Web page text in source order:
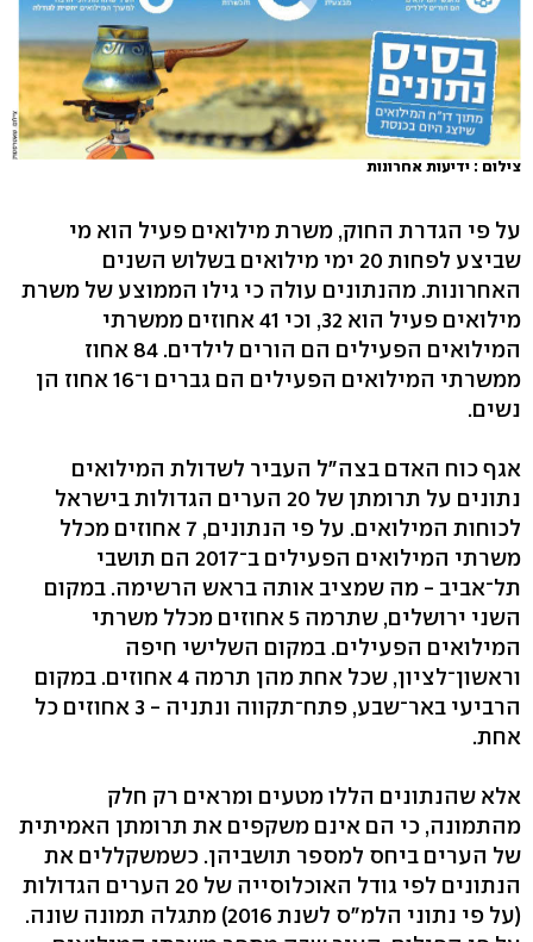
צילום : ידיעות אחרונות
על פי הגדרת החוק, משרת מילואים פעיל הוא מי
שביצע לפחות 20 ימי מילואים בשלוש השנים
האחרונות. מהנתונים עולה כי גילו הממוצע של משרת
מילואים פעיל הוא 32, וכי 41 אחוזים ממשרתי
המילואים הפעילים הם הורים לילדים. 84 אחוז
ממשרתי המילואים הפעילים הם גברים ו־16 אחוז הן
נשים.
אגף כוח האדם בצה"ל העביר לשדולת המילואים
נתונים על תרומתן של 20 הערים הגדולות בישראל
לכוחות המילואים. על פי הנתונים, 7 אחוזים מכלל
משרתי המילואים הפעילים ב־2017 הם תושבי
תל־אביב - מה שמציב אותה בראש הרשימה. במקום
השני ירושלים, שתרמה 5 אחוזים מכלל משרתי
המילואים הפעילים. במקום השלישי חיפה
וראשון־לציון, שכל אחת מהן תרמה 4 אחוזים. במקום
הרביעי באר־שבע, פתח־תקווה ונתניה - 3 אחוזים כל
אחת.
אלא שהנתונים הללו מטעים ומראים רק חלק
מהתמונה, כי הם אינם משקפים את תרומתן האמיתית
של הערים ביחס למספר תושביהן. כשמשקללים את
הנתונים לפי גודל האוכלוסייה של 20 הערים הגדולות
(על פי נתוני הלמ"ס לשנת 2016) מתגלה תמונה שונה.